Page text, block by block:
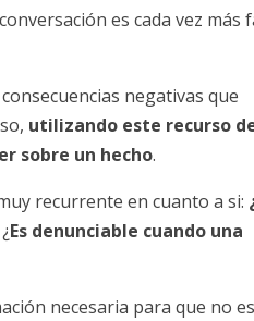
es cada vez más
negativas que
utilizando este recurso
sobre un hecho.
recurrente en cuanto a si:
Es denunciable cuando una
necesaria para que no